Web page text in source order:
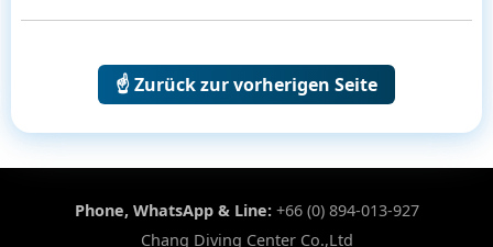
☝️ Zurück zur vorherigen Seite
Phone, WhatsApp & Line: +66 (0) 894-013-927
Chang Diving Center Co.,Ltd